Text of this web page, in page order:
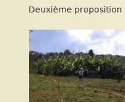
Deuxième proposition